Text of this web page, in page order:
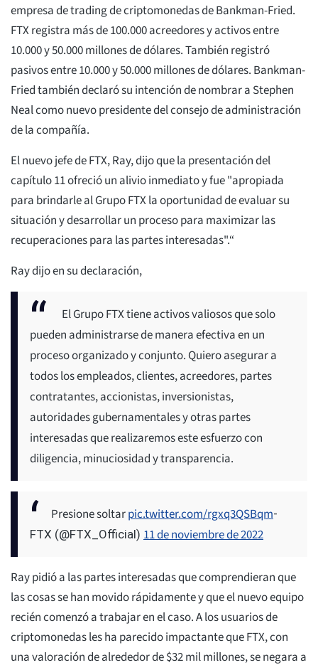
empresa de trading de criptomonedas de Bankman-Fried.
FTX registra más de 100.000 acreedores y activos entre
10.000 y 50.000 millones de dólares. También registró
pasivos entre 10.000 y 50.000 millones de dólares. Bankman-
Fried también declaró su intención de nombrar a Stephen
Neal como nuevo presidente del consejo de administración
de la compañía.
El nuevo jefe de FTX, Ray, dijo que la presentación del
capítulo 11 ofreció un alivio inmediato y fue "apropiada
para brindarle al Grupo FTX la oportunidad de evaluar su
situación y desarrollar un proceso para maximizar las
recuperaciones para las partes interesadas".“
Ray dijo en su declaración,
El Grupo FTX tiene activos valiosos que solo
pueden administrarse de manera efectiva en un
proceso organizado y conjunto. Quiero asegurar a
todos los empleados, clientes, acreedores, partes
contratantes, accionistas, inversionistas,
autoridades gubernamentales y otras partes
interesadas que realizaremos este esfuerzo con
diligencia, minuciosidad y transparencia.
Presione soltarpic.twitter.com/rgxq3QSBqm-
FTX (@FTX_Official) 11 de noviembre de 2022
Ray pidió a las partes interesadas que comprendieran que
las cosas se han movido rápidamente y que el nuevo equipo
recién comenzó a trabajar en el caso. A los usuarios de
criptomonedas les ha parecido impactante que FTX, con
una valoración de alrededor de $32 mil millones, se negara a